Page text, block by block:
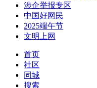
涉企举报专区
中国好网民
2025端午节
文明上网
首页
社区
同城
搜索